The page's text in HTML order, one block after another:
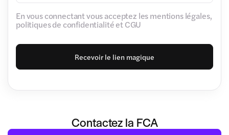
En vous connectant vous acceptez les mentions légales,
politiques de confidentialité et CGU
Recevoir le lien magique
Contactez la FCA